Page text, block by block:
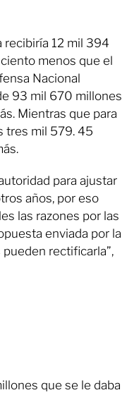
recibiría 12 mil 394
menos que el
Nacional
93 mil 670 millones
Mientras que para
tres mil 579. 45
para ajustar
años, por eso
las razones por las
enviada por la
rectificarla”,
que se le daba